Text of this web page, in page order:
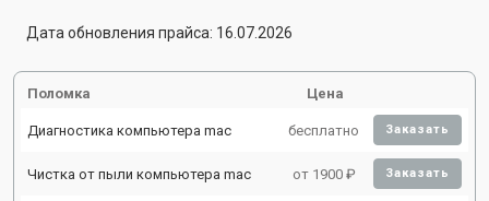
Дата обновления прайса: 16.07.2026
Поломка Цена
Диагностика компьютера mac бесплатно Заказать
Чистка от пыли компьютера mac от 1900 ₽ Заказать